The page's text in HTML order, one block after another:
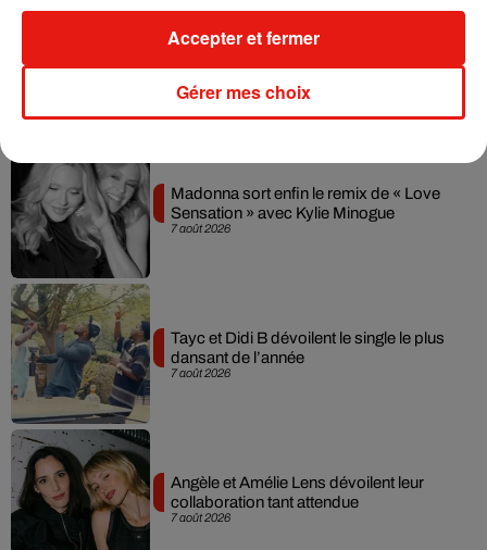
7 août 2026
Julien Lieb s’essaye à la vie de chatelain
dans son nouveau clip
7 août 2026
Madonna sort enfin le remix de « Love
Sensation » avec Kylie Minogue
7 août 2026
Tayc et Didi B dévoilent le single le plus
dansant de l’année
7 août 2026
Angèle et Amélie Lens dévoilent leur
collaboration tant attendue
Gérer mes choix
Accepter et fermer